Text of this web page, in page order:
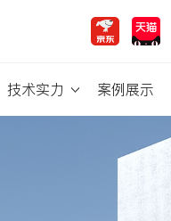
技术实力 案例展示